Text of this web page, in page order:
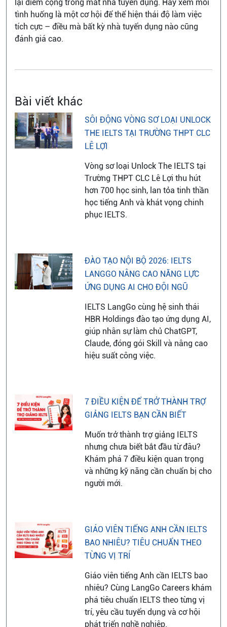
lại điểm cộng trong mắt nhà tuyển dụng. Hãy xem mỗi
tình huống là một cơ hội để thể hiện thái độ làm việc
tích cực – điều mà bất kỳ nhà tuyển dụng nào cũng
đánh giá cao.
Bài viết khác
SÔI ĐỘNG VÒNG SƠ LOẠI UNLOCK
THE IELTS TẠI TRƯỜNG THPT CLC
LÊ LỢI
Vòng sơ loại Unlock The IELTS tại
Trường THPT CLC Lê Lợi thu hút
hơn 700 học sinh, lan tỏa tinh thần
học tiếng Anh và khát vọng chinh
phục IELTS.
ĐÀO TẠO NỘI BỘ 2026: IELTS
LANGGO NÂNG CAO NĂNG LỰC
ỨNG DỤNG AI CHO ĐỘI NGŨ
IELTS LangGo cùng hệ sinh thái
HBR Holdings đào tạo ứng dụng AI,
giúp nhân sự làm chủ ChatGPT,
Claude, đóng gói Skill và nâng cao
hiệu suất công việc.
7 ĐIỀU KIỆN ĐỂ TRỞ THÀNH TRỢ
GIẢNG IELTS BẠN CẦN BIẾT
Muốn trở thành trợ giảng IELTS
nhưng chưa biết bắt đầu từ đâu?
Khám phá 7 điều kiện quan trọng
và những kỹ năng cần chuẩn bị cho
người mới.
GIÁO VIÊN TIẾNG ANH CẦN IELTS
BAO NHIÊU? TIÊU CHUẨN THEO
TỪNG VỊ TRÍ
Giáo viên tiếng Anh cần IELTS bao
nhiêu? Cùng LangGo Careers khám
phá tiêu chuẩn IELTS theo từng vị
trí, yêu cầu tuyển dụng và cơ hội
phát triển nghề nghiệp.